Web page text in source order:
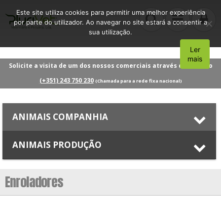
Solicite a visita de um dos nossos comerciais através do número
(+351) 243 750 230 (Chamada para a rede fixa nacional)
ANIMAIS COMPANHIA
ANIMAIS PRODUÇÃO
Enroladores
Este site utiliza cookies para permitir uma melhor experiência
por parte do utilizador. Ao navegar no site estará a consentir a
sua utilização.
Aceito
Ler
mais